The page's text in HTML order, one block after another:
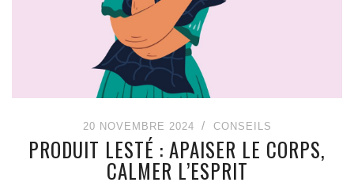
20 NOVEMBRE 2024 CONSEILS
PRODUIT LESTÉ : APAISER LE CORPS,
CALMER L’ESPRIT